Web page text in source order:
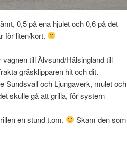
0,5 på ena hjulet och 0,6 på det
för liten/kort.
till Älvsund/Hälsingland till
gräsklipparen hit och dit.
Sundsvall och Ljungaverk, mulet och
skulle gå att grilla, för systern
en stund t.om.
Skam den som